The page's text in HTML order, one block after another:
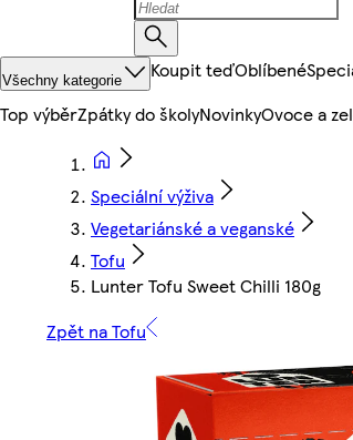
Všechny kategorie Koupit teďOblíbené
Top výběrZpátky do školyNovinkyOvoce a
Speciální výživa
Vegetariánské a veganské
Tofu
Lunter Tofu Sweet Chilli 180g
Zpět na Tofu